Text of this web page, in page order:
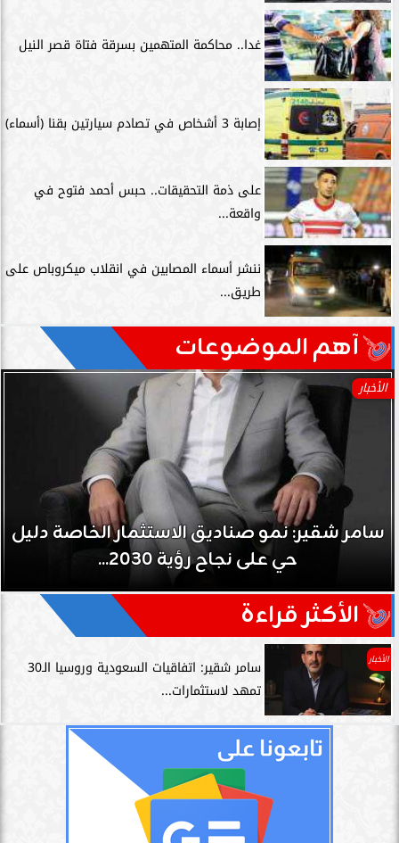
غدا.. محاكمة المتهمين بسرقة فتاة قصر النيل
إصابة 3 أشخاص في تصادم سيارتين بقنا (أسماء)
على ذمة التحقيقات.. حبس أحمد فتوح في
واقعة...
ننشر أسماء المصابين في انقلاب ميكروباص على
طريق...
آهم الموضوعات
العالم
مصدر سعودي مسؤول: المملكة حريصة على
علاقتها مع العراق حكومة وشعباً
الأكثر قراءة
الأخبار
سامر شقير: اتفاقيات السعودية وروسيا الـ30
تمهد لاستثمارات...